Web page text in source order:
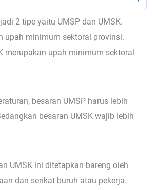
2 tipe yaitu UMSP dan UMSK.
upah minimum sektoral provinsi.
merupakan upah minimum sektoral
besaran UMSP harus lebih
besaran UMSK wajib lebih
UMSK ini ditetapkan bareng oleh
dan serikat buruh atau pekerja.